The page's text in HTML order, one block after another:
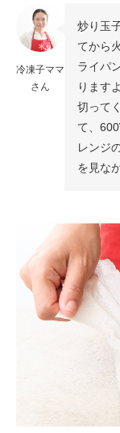
冷凍子ママ
さん
炒り玉
てから
ライパ
ります
切って
て、
レンジ
を見な